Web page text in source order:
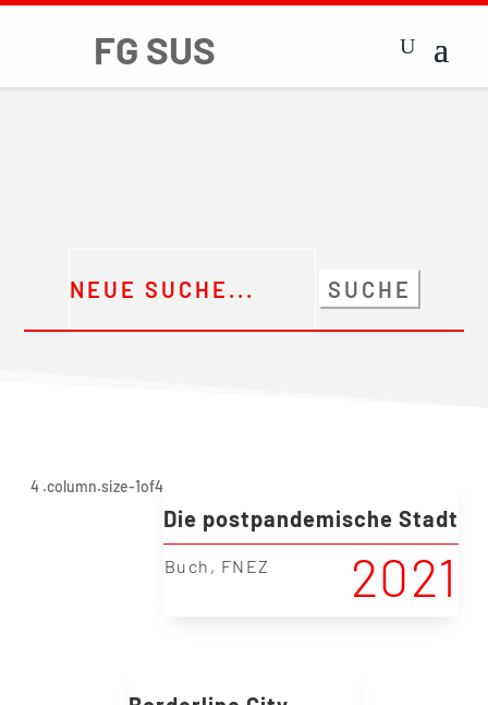
nach:
Die postpandemische Stadt
2021
Buch , FNEZ